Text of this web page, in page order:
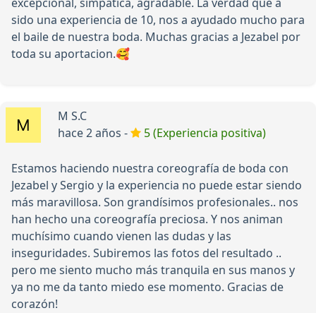
sido una experiencia de 10, nos a ayudado mucho para
el baile de nuestra boda. Muchas gracias a Jezabel por
toda su aportacion.🥰
M S.C
hace 2 años -
5 (Experiencia positiva)
Estamos haciendo nuestra coreografía de boda con
Jezabel y Sergio y la experiencia no puede estar siendo
más maravillosa. Son grandísimos profesionales.. nos
han hecho una coreografía preciosa. Y nos animan
muchísimo cuando vienen las dudas y las
inseguridades. Subiremos las fotos del resultado ..
pero me siento mucho más tranquila en sus manos y
ya no me da tanto miedo ese momento. Gracias de
corazón!